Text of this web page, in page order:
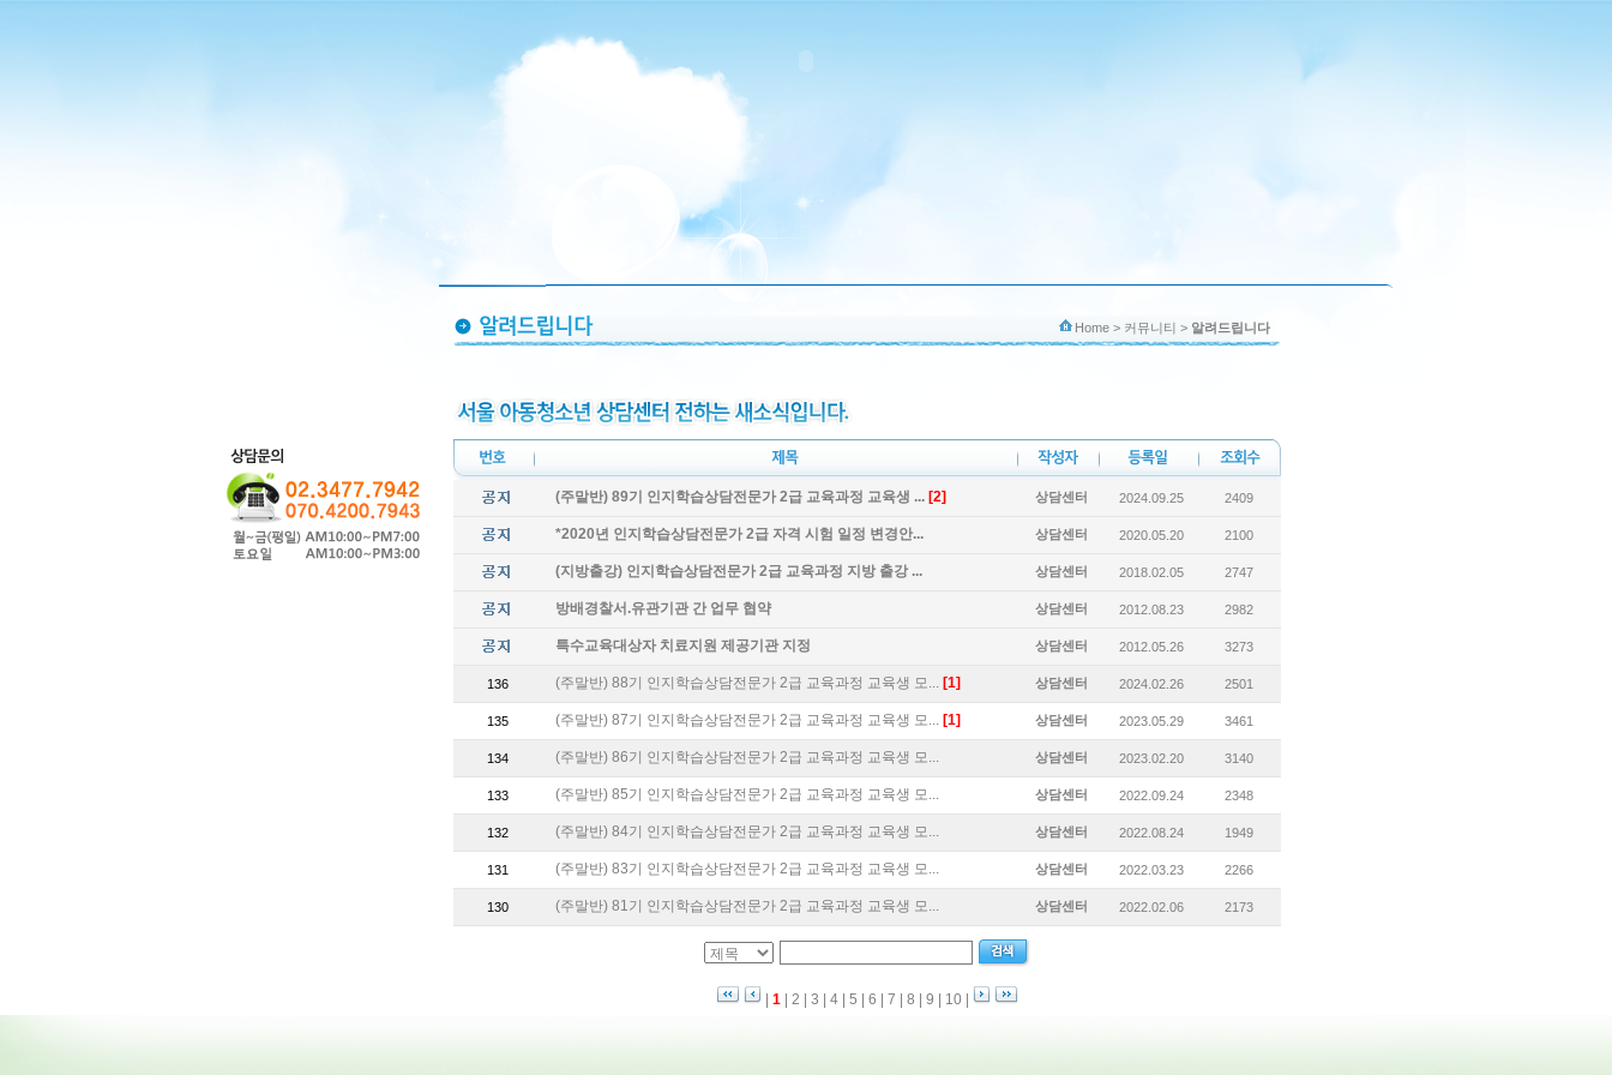
Home> 커뮤니티 > 알려드립니다
(주말반) 89기 인지학습상담전문가 2급 교육과정 교육생 ...[2] 상담센터 2024.09.25 2409
*2020년 인지학습상담전문가 2급 자격 시험 일정 변경안... 상담센터 2020.05.20 2100
(지방출강) 인지학습상담전문가 2급 교육과정 지방 출강 ... 상담센터 2018.02.05 2747
방배경찰서.유관기관 간 업무 협약 상담센터 2012.08.23 2982
특수교육대상자 치료지원 제공기관 지정 상담센터 2012.05.26 3273
136 (주말반) 88기 인지학습상담전문가 2급 교육과정 교육생 모...[1] 상담센터 2024.02.26 2501
135 (주말반) 87기 인지학습상담전문가 2급 교육과정 교육생 모...[1] 상담센터 2023.05.29 3461
134 (주말반) 86기 인지학습상담전문가 2급 교육과정 교육생 모... 상담센터 2023.02.20 3140
133 (주말반) 85기 인지학습상담전문가 2급 교육과정 교육생 모... 상담센터 2022.09.24 2348
132 (주말반) 84기 인지학습상담전문가 2급 교육과정 교육생 모... 상담센터 2022.08.24 1949
131 (주말반) 83기 인지학습상담전문가 2급 교육과정 교육생 모... 상담센터 2022.03.23 2266
130 (주말반) 81기 인지학습상담전문가 2급 교육과정 교육생 모... 상담센터 2022.02.06 2173
1| 2 3 4| 5 6 7 8 9 10|